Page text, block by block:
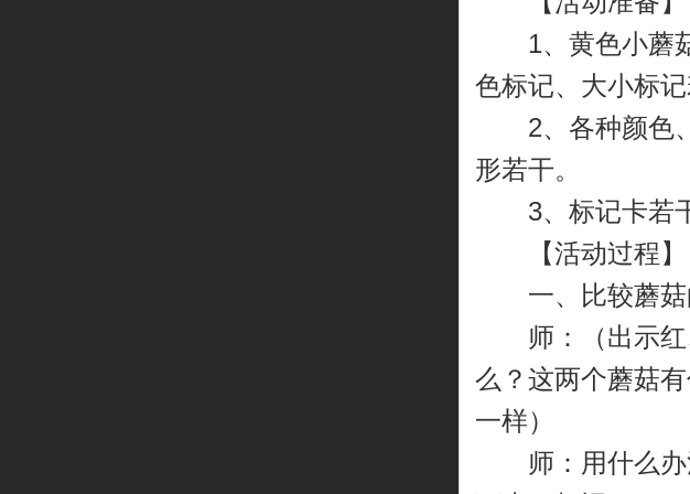
1、黄色小蘑菇
色标记、大小标记
2、各种颜色、
形若干。
3、标记卡若干
【活动过程】
一、比较蘑菇
师：（出示红
么？这两个蘑菇
一样）
师：用什么办